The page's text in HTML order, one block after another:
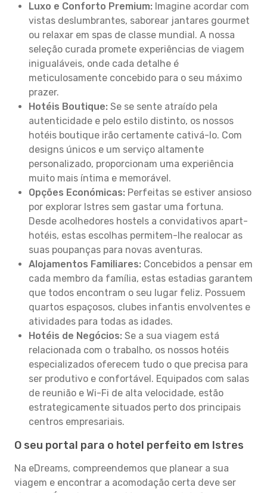
Luxo e Conforto Premium: Imagine acordar com
vistas deslumbrantes, saborear jantares gourmet
ou relaxar em spas de classe mundial. A nossa
seleção curada promete experiências de viagem
inigualáveis, onde cada detalhe é
meticulosamente concebido para o seu máximo
prazer.
Hotéis Boutique: Se se sente atraído pela
autenticidade e pelo estilo distinto, os nossos
hotéis boutique irão certamente cativá-lo. Com
designs únicos e um serviço altamente
personalizado, proporcionam uma experiência
muito mais íntima e memorável.
Opções Económicas: Perfeitas se estiver ansioso
por explorar Istres sem gastar uma fortuna.
Desde acolhedores hostels a convidativos apart-
hotéis, estas escolhas permitem-lhe realocar as
suas poupanças para novas aventuras.
Alojamentos Familiares: Concebidos a pensar em
cada membro da família, estas estadias garantem
que todos encontram o seu lugar feliz. Possuem
quartos espaçosos, clubes infantis envolventes e
atividades para todas as idades.
Hotéis de Negócios: Se a sua viagem está
relacionada com o trabalho, os nossos hotéis
especializados oferecem tudo o que precisa para
ser produtivo e confortável. Equipados com salas
de reunião e Wi-Fi de alta velocidade, estão
estrategicamente situados perto dos principais
centros empresariais.
O seu portal para o hotel perfeito em Istres
Na eDreams, compreendemos que planear a sua
viagem e encontrar a acomodação certa deve ser